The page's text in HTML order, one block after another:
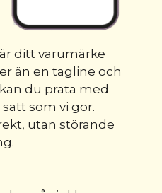
ditt varumärke
än en tagline och
du prata med
som vi gör.
utan störande